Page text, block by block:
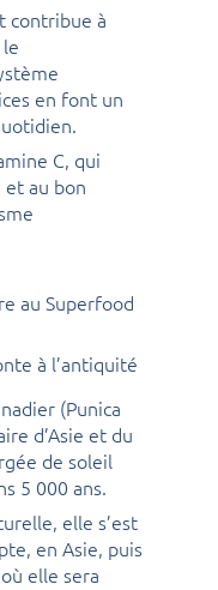
contribue à
en font un
C, qui
au bon
au Superfood
à l’antiquité
(Punica
d’Asie et du
de soleil
5 000 ans.
elle s’est
en Asie, puis
elle sera